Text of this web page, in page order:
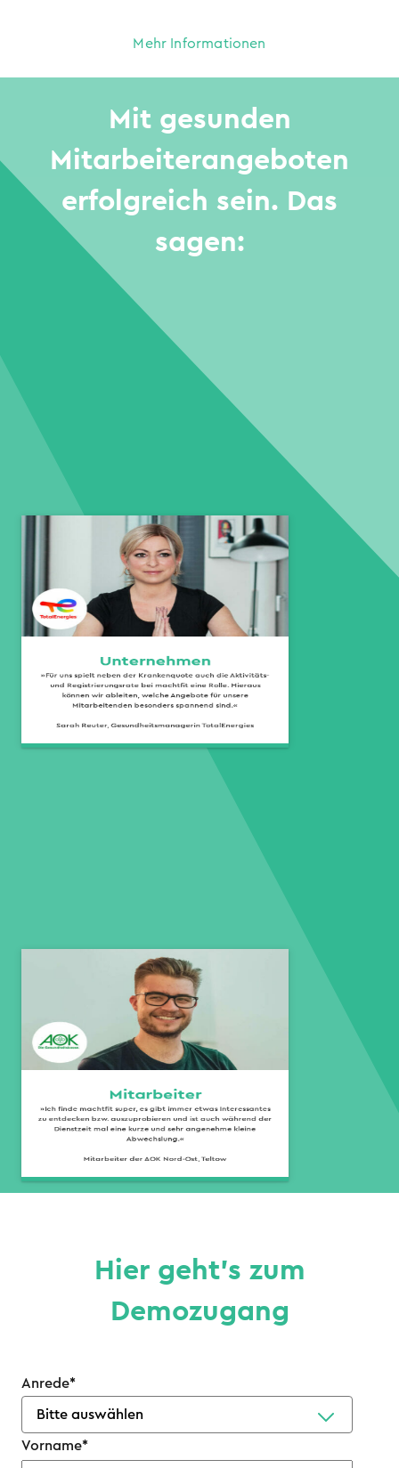
Mehr Informationen
Mit gesunden
Mitarbeiterangeboten
erfolgreich sein. Das
sagen:
Unternehmen
»Für uns spielt neben der Krankenquote auch die Aktivitäts-
und Registrierungsrate bei machtfit eine Rolle. Hieraus
können wir ableiten, welche Angebote für unsere
Mitarbeitenden besonders spannend sind.«
Sarah Reuter, Gesundheitsmanagerin TotalEnergies
Mitarbeiter
»Ich finde machtfit super, es gibt immer etwas Interessantes
zu entdecken bzw. auszuprobieren und ist auch während der
Dienstzeit mal eine kurze und sehr angenehme kleine
Abwechslung.«
Mitarbeiter der AOK Nord-Ost, Teltow
Hier geht’s zum
Demozugang
Anrede*
Vorname*